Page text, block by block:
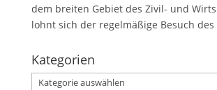
dem breiten Gebiet des Zivil- und
lohnt sich der regelmäßige Besuch des
Kategorien
Kategorien